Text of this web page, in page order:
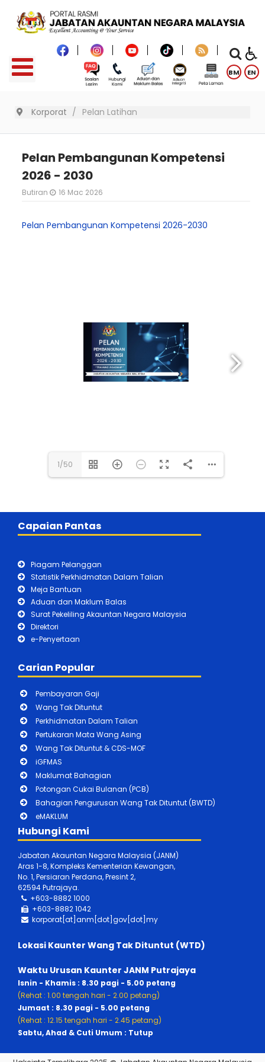
BM EN
Korporat Pelan Latihan
Pelan Pembangunan Kompetensi
2026 - 2030
Butiran 16 Mac 2026
Pelan Pembangunan Kompetensi 2026-2030
1/50
Capaian Pantas
Piagam Pelanggan
Statistik Perkhidmatan Dalam Talian
Meja Bantuan
Aduan dan Maklum Balas
Surat Pekeliling Akauntan Negara Malaysia
Direktori
e-Penyertaan
Carian Popular
Pembayaran Gaji
Wang Tak Dituntut
Perkhidmatan Dalam Talian
Pertukaran Mata Wang Asing
Wang Tak Dituntut & CDS-MOF
iGFMAS
Maklumat Bahagian
Potongan Cukai Bulanan (PCB)
Bahagian Pengurusan Wang Tak Dituntut (BWTD)
eMAKLUM
Hubungi Kami
Jabatan Akauntan Negara Malaysia (JANM)
Aras 1-8, Kompleks Kementerian Kewangan,
No. 1, Persiaran Perdana, Presint 2,
62594 Putrajaya.
+603-8882 1000
+603-8882 1042
korporat[at]anm[dot]gov[dot]my
Lokasi Kaunter Wang Tak Dituntut (WTD)
Waktu Urusan Kaunter JANM Putrajaya
Isnin - Khamis : 8.30 pagi - 5.00 petang
(Rehat : 1.00 tengah hari - 2.00 petang)
Jumaat : 8.30 pagi - 5.00 petang
(Rehat : 12.15 tengah hari - 2.45 petang)
Sabtu, Ahad & Cuti Umum : Tutup